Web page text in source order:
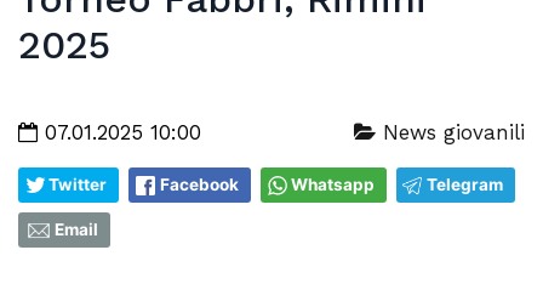
2025
07.01.2025 10:00 News giovanili
Twitter Facebook Whatsapp Telegram
Email